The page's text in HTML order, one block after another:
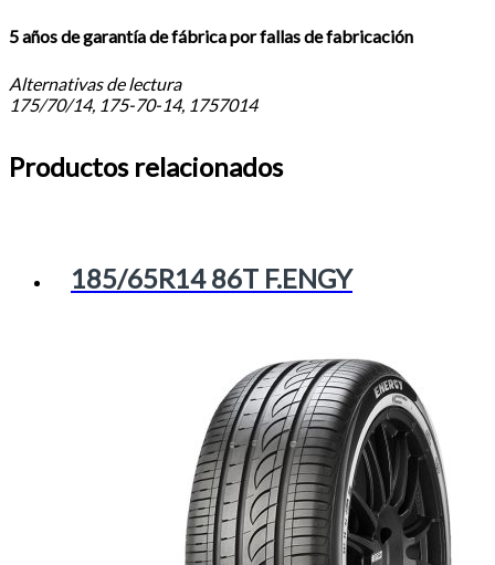
5 años de garantía de fábrica por fallas de fabricación
Alternativas de lectura
175/70/14, 175-70-14, 1757014
Productos relacionados
185/65R14 86T F.ENGY